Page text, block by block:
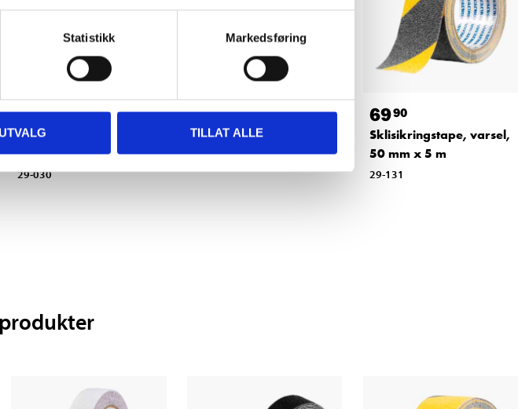
Statistikk Markedsføring
TILLAT ALLE
3290
Antiskliteip, 25 mm x 3
m
29-030
8490
Gaffateip, sølv, 50 m
29-253
6990
Sklisikringstape, varsel,
50 mm x 5 m
29-131